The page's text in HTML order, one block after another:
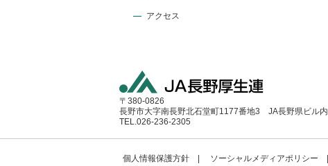
アクセス
〒380-0826
長野市大字南長野北石堂町1177番地3 JA長野県ビル内
TEL.026-236-2305
個人情報保護方針 ソーシャルメディアポリシー